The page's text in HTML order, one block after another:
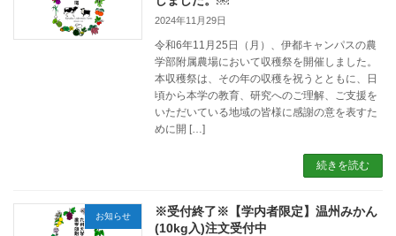
2024年11月29日
令和6年11月25日（月）、伊都キャンパスの農
学部附属農場において収穫祭を開催しました。
本収穫祭は、その年の収穫を祝うとともに、日
頃から本学の教育、研究へのご理解、ご支援を
いただいている地域の皆様に感謝の意を表すた
めに開 […]
続きを読む
お知らせ
※受付終了※【学内者限定】温州みかん
(10kg入)注文受付中